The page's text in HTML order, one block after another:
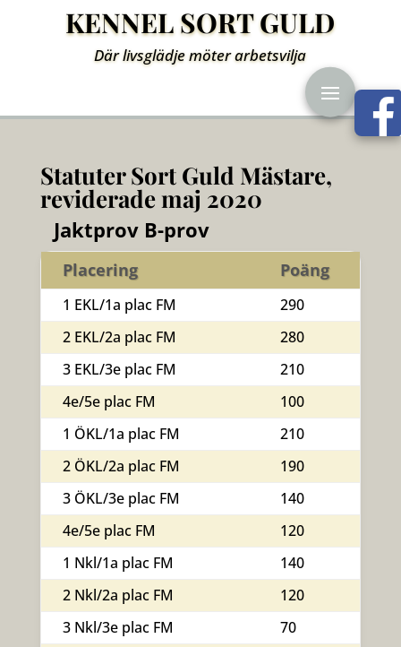
KENNEL SORT GULD
Där livsglädje möter arbetsvilja
Statuter Sort Guld Mästare,
reviderade maj 2020
Jaktprov B-prov
Placering Poäng
1 EKL/1a plac FM
290
2 EKL/2a plac FM
280
3 EKL/3e plac FM
210
4e/5e plac FM
100
1 ÖKL/1a plac FM
210
2 ÖKL/2a plac FM
190
3 ÖKL/3e plac FM
140
4e/5e plac FM
120
1 Nkl/1a plac FM
140
2 Nkl/2a plac FM
120
3 Nkl/3e plac FM
70